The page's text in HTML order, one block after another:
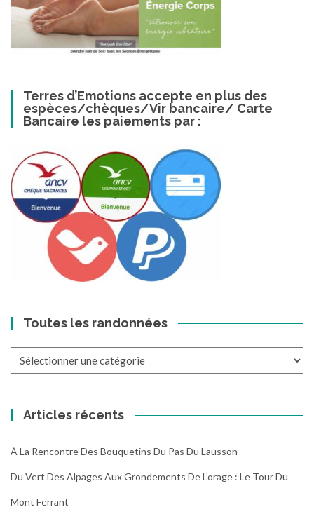
Terres d’Emotions accepte en plus des
espèces/chèques/Vir bancaire/ Carte
Bancaire les paiements par :
Toutes les randonnées
Articles récents
À La Rencontre Des Bouquetins Du Pas Du Lausson
Du Vert Des Alpages Aux Grondements De L’orage : Le Tour Du
Mont Ferrant